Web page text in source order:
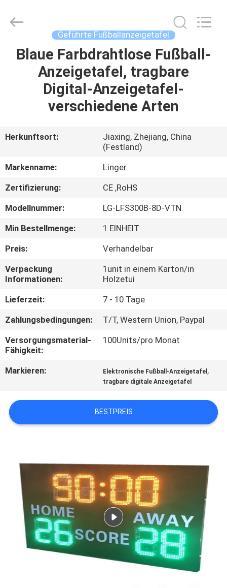
HAUS
PRODUKTE
UNS
FABRIK-
AUSFLUG
TRETEN
SIE
MIT
UNS
IN
VERBINDUNG
NACHRICHTEN
FORDERN
SIE
SITEMAP
PRIVACY
POLICY
Technology
Reserved.
Geführte Fußballanzeigetafel
Blaue Farbdrahtlose Fußball-
Anzeigetafel, tragbare
Digital-Anzeigetafel-
verschiedene Arten
Herkunftsort:
Jiaxing, Zhejiang, China
(Festland)
Markenname:
Linger
Zertifizierung:
CE ,RoHS
Modellnummer:
LG-LFS300B-8D-VTN
Min Bestellmenge:
1 EINHEIT
Preis:
Verhandelbar
Verpackung
Informationen:
1unit in einem Karton/in
Holzetui
Lieferzeit:
7 - 10 Tage
Zahlungsbedingungen:
T/T, Western Union, Paypal
Versorgungsmaterial-
Fähigkeit:
100Units/pro Monat
Markieren: Elektronische Fußball-Anzeigetafel ,
tragbare digitale Anzeigetafel
BESTPREIS